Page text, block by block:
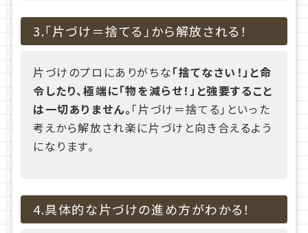
3.「片づけ＝捨てる」から解放される！
片づけのプロにありがちな「捨てなさい！」と命
令したり、極端に「物を減らせ！」と強要すること
は一切ありません。 「片づけ＝捨てる」といった
考えから解放され楽に片づけと向き合えるよう
になります。
4.具体的な片づけの進め方がわかる！